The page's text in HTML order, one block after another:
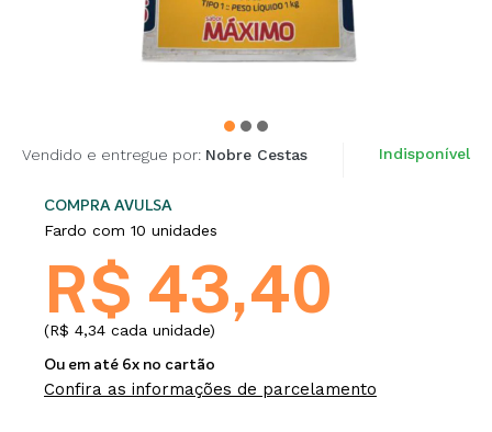
Vendido e entregue por: Nobre Cestas Indisponível
COMPRA AVULSA
Fardo com 10 unidades
R$ 43,40
(R$ 4,34 cada unidade)
Ou em até 6x no cartão
Confira as informações de parcelamento